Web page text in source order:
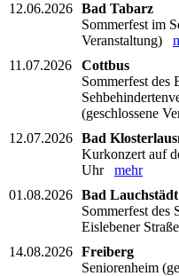
12.06.2026 Bad Tabarz
Sommerfest im
Veranstaltung)
11.07.2026
Cottbus
Sommerfest des
(geschlossene
12.07.2026 Bad
Kurkonzert auf
Uhr mehr
01.08.2026 Bad
Sommerfest des
Eislebener
14.08.2026 Freiberg
Seniorenheim